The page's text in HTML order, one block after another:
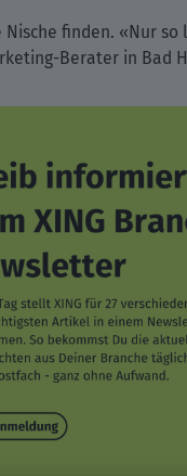
finden. «Nur so
Berater in Bad